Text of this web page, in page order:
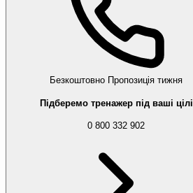
Безкоштовно Пропозиція тижня
Підберемо тренажер під ваші цілі
0 800 332 902